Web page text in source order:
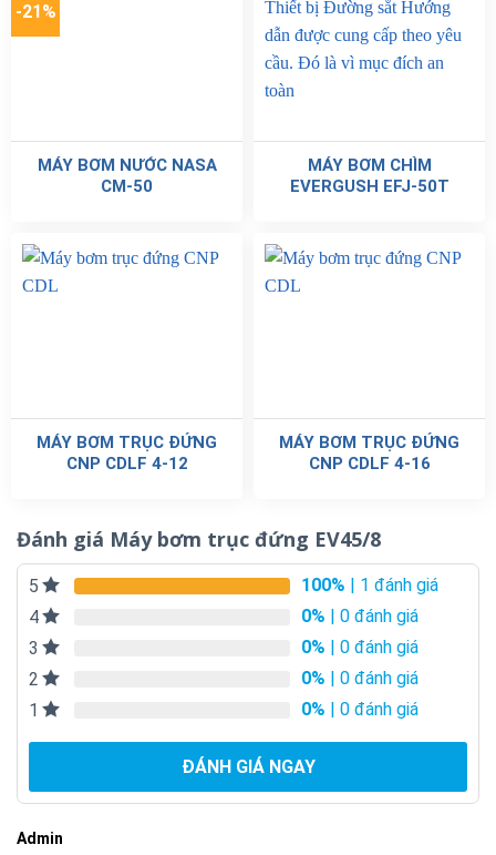
-21%
MÁY BƠM NƯỚC NASA
CM-50
MÁY BƠM CHÌM
EVERGUSH EFJ-50T
MÁY BƠM TRỤC ĐỨNG
CNP CDLF 4-12
MÁY BƠM TRỤC ĐỨNG
CNP CDLF 4-16
Đánh giá Máy bơm trục đứng EV45/8
5 100% | 1 đánh giá
4
0% | 0 đánh giá
3
0% | 0 đánh giá
2
0% | 0 đánh giá
1
0% | 0 đánh giá
ĐÁNH GIÁ NGAY
Admin